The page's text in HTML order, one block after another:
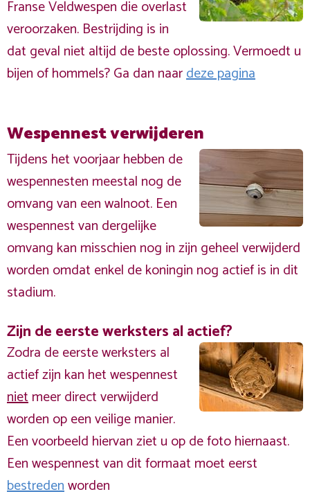
Franse Veldwespen die overlast
veroorzaken. Bestrijding is in
dat geval niet altijd de beste oplossing. Vermoedt u
bijen of hommels? Ga dan naardeze pagina
Wespennest verwijderen
Tijdens het voorjaar hebben de
wespennesten meestal nog de
omvang van een walnoot. Een
wespennest van dergelijke
omvang kan misschien nog in zijn geheel verwijderd
worden omdat enkel de koningin nog actief is in dit
stadium.
Zijn de eerste werksters al actief?
Zodra de eerste werksters al
actief zijn kan het wespennest
nietmeer direct verwijderd
worden op een veilige manier.
Een voorbeeld hiervan ziet u op de foto hiernaast.
Een wespennest van dit formaat moet eerst
bestredenworden